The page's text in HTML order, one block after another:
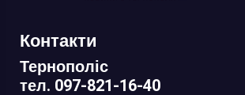
Контакти
Тернополіс
тел. 097-821-16-40